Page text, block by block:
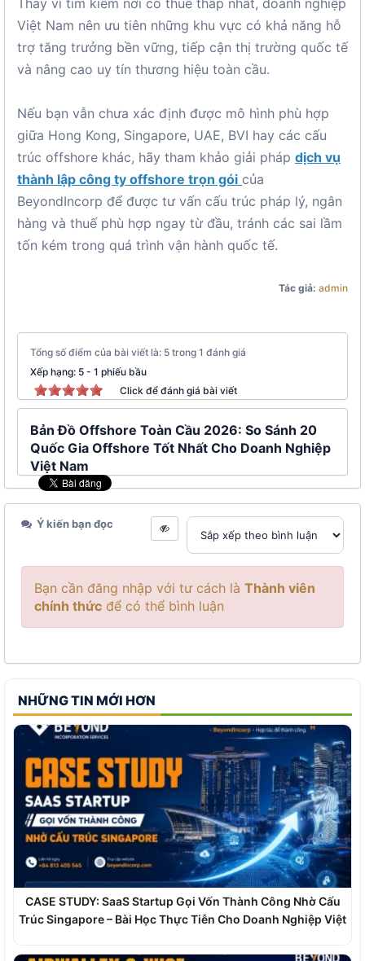
Thay vì tìm kiếm nơi có thuế thấp nhất, doanh nghiệp
Việt Nam nên ưu tiên những khu vực có khả năng hỗ
trợ tăng trưởng bền vững, tiếp cận thị trường quốc tế
và nâng cao uy tín thương hiệu toàn cầu.
Nếu bạn vẫn chưa xác định được mô hình phù hợp
giữa Hong Kong, Singapore, UAE, BVI hay các cấu
trúc offshore khác, hãy tham khảo giải pháp dịch vụ
thành lập công ty offshore trọn gói của
BeyondIncorp để được tư vấn cấu trúc pháp lý, ngân
hàng và thuế phù hợp ngay từ đầu, tránh các sai lầm
tốn kém trong quá trình vận hành quốc tế.
Tác giả: admin
Tổng số điểm của bài viết là: 5 trong 1 đánh giá
Xếp hạng: 5 - 1 phiếu bầu
Click để đánh giá bài viết
Bản Đồ Offshore Toàn Cầu 2026: So Sánh 20
Quốc Gia Offshore Tốt Nhất Cho Doanh Nghiệp
Việt Nam
Ý kiến bạn đọc
Bạn cần đăng nhập với tư cách là Thành viên
chính thức để có thể bình luận
NHỮNG TIN MỚI HƠN
CASE STUDY: SaaS Startup Gọi Vốn Thành Công Nhờ Cấu
Trúc Singapore – Bài Học Thực Tiễn Cho Doanh Nghiệp Việt